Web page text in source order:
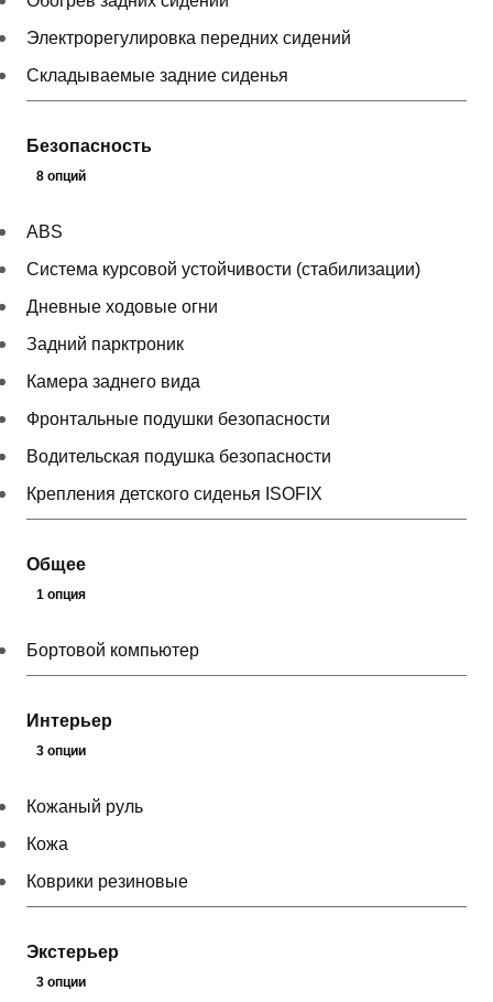
Электрорегулировка передних сидений
Складываемые задние сиденья
Безопасность
8 опций
ABS
Система курсовой устойчивости (стабилизации)
Дневные ходовые огни
Задний парктроник
Камера заднего вида
Фронтальные подушки безопасности
Водительская подушка безопасности
Крепления детского сиденья ISOFIX
Общее
1 опция
Бортовой компьютер
Интерьер
3 опции
Кожаный руль
Кожа
Коврики резиновые
Экстерьер
3 опции